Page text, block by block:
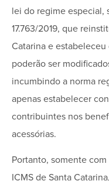
lei do regime especial,
17.763/2019, que
Catarina e
poderão ser
incumbindo a norma
apenas estabelecer
contribuintes nos
acessórias.
Portanto, somente
ICMS de Santa